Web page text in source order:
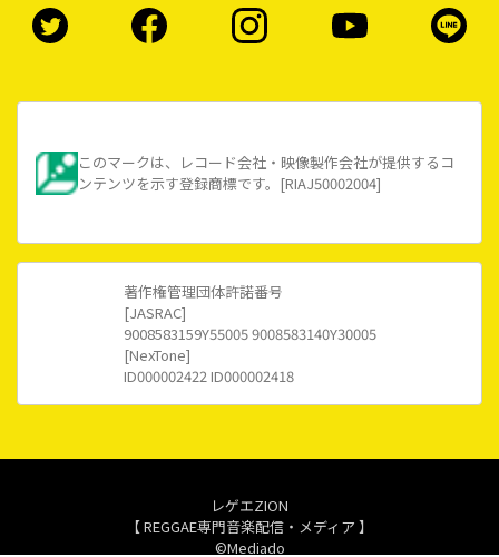
このマークは、レコード会社・映像製作会社が提供するコ
ンテンツを示す登録商標です。[RIAJ50002004]
著作権管理団体許諾番号
[JASRAC]
9008583159Y55005 9008583140Y30005
[NexTone]
ID000002422 ID000002418
レゲエZION
【 REGGAE専門音楽配信・メディア 】
©Mediado